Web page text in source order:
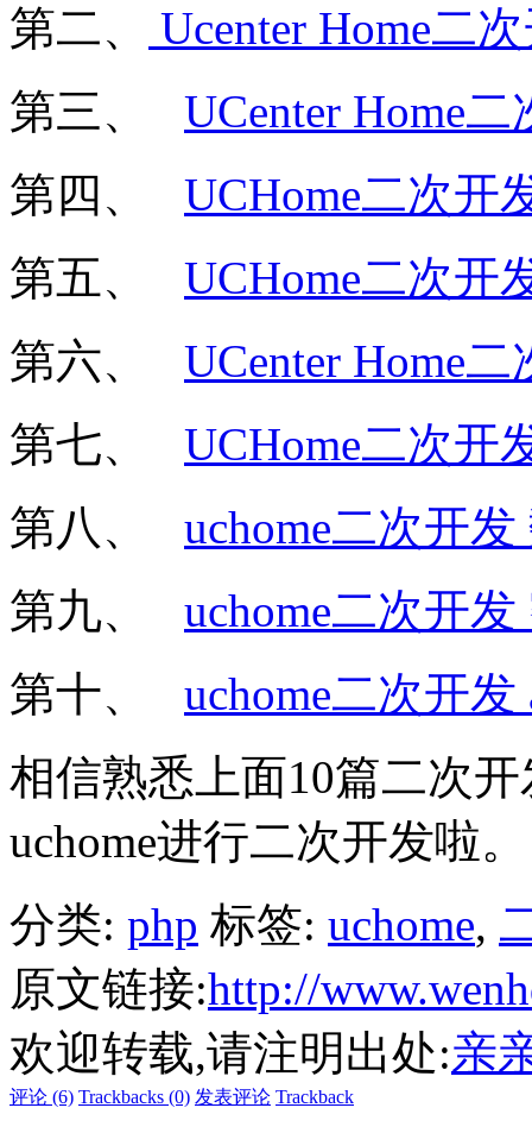
第二、
Ucenter Home二
第三、 UCenter Home
第四、 UCHome二次开
第五、 UCHome二次开
第六、 UCenter Home
第七、 UCHome二次开
第八、 uchome二次开
第九、 uchome二次开
第十、 uchome二次开
相信熟悉上面10篇二次
uchome进行二次开发啦。
分类: php 标签: uchome,
原文链接:http://
欢迎转载,请注明出处:亲
评论 (6) Trackbacks (0) 发表评论 Trackback